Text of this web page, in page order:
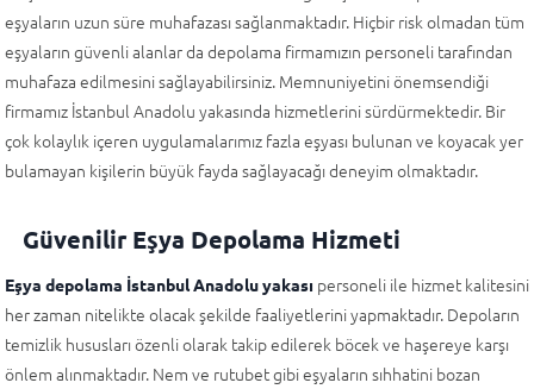
eşyaların uzun süre muhafazası sağlanmaktadır. Hiçbir risk olmadan tüm
eşyaların güvenli alanlar da depolama firmamızın personeli tarafından
muhafaza edilmesini sağlayabilirsiniz. Memnuniyetini önemsendiği
firmamız İstanbul Anadolu yakasında hizmetlerini sürdürmektedir. Bir
çok kolaylık içeren uygulamalarımız fazla eşyası bulunan ve koyacak yer
bulamayan kişilerin büyük fayda sağlayacağı deneyim olmaktadır.
Güvenilir Eşya Depolama Hizmeti
Eşya depolama İstanbul Anadolu yakası personeli ile hizmet kalitesini
her zaman nitelikte olacak şekilde faaliyetlerini yapmaktadır. Depoların
temizlik hususları özenli olarak takip edilerek böcek ve haşereye karşı
önlem alınmaktadır. Nem ve rutubet gibi eşyaların sıhhatini bozan